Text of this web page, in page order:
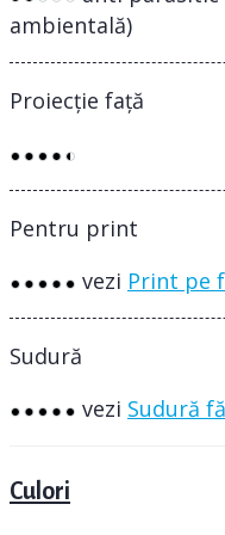
ambientală)
Proiecție față
Pentru print
vezi Print pe
Sudură
vezi Sudură
Culori